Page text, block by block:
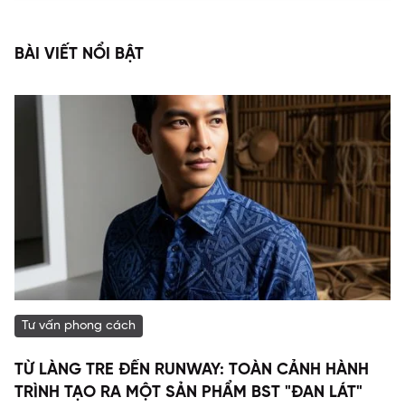
BÀI VIẾT NỔI BẬT
Tư vấn phong cách
TỪ LÀNG TRE ĐẾN RUNWAY: TOÀN CẢNH HÀNH
TRÌNH TẠO RA MỘT SẢN PHẨM BST "ĐAN LÁT"